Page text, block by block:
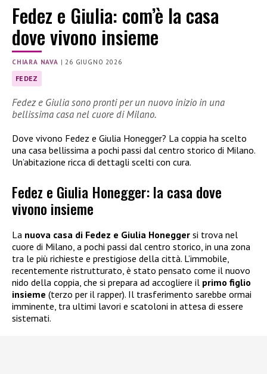
Fedez e Giulia: com’è la casa
dove vivono insieme
CHIARA NAVA |26 GIUGNO 2026
FEDEZ
Fedez e Giulia sono pronti per un nuovo inizio in una
bellissima casa nel cuore di Milano.
Dove vivono Fedez e Giulia Honegger? La coppia ha scelto
una casa bellissima a pochi passi dal centro storico di Milano.
Un’abitazione ricca di dettagli scelti con cura.
Fedez e Giulia Honegger: la casa dove
vivono insieme
La nuova casa di Fedez e Giulia Honegger si trova nel
cuore di Milano, a pochi passi dal centro storico, in una zona
tra le più richieste e prestigiose della città. L’immobile,
recentemente ristrutturato, è stato pensato come il nuovo
nido della coppia, che si prepara ad accogliere il primo figlio
insieme (terzo per il rapper). Il trasferimento sarebbe ormai
imminente, tra ultimi lavori e scatoloni in attesa di essere
sistemati.